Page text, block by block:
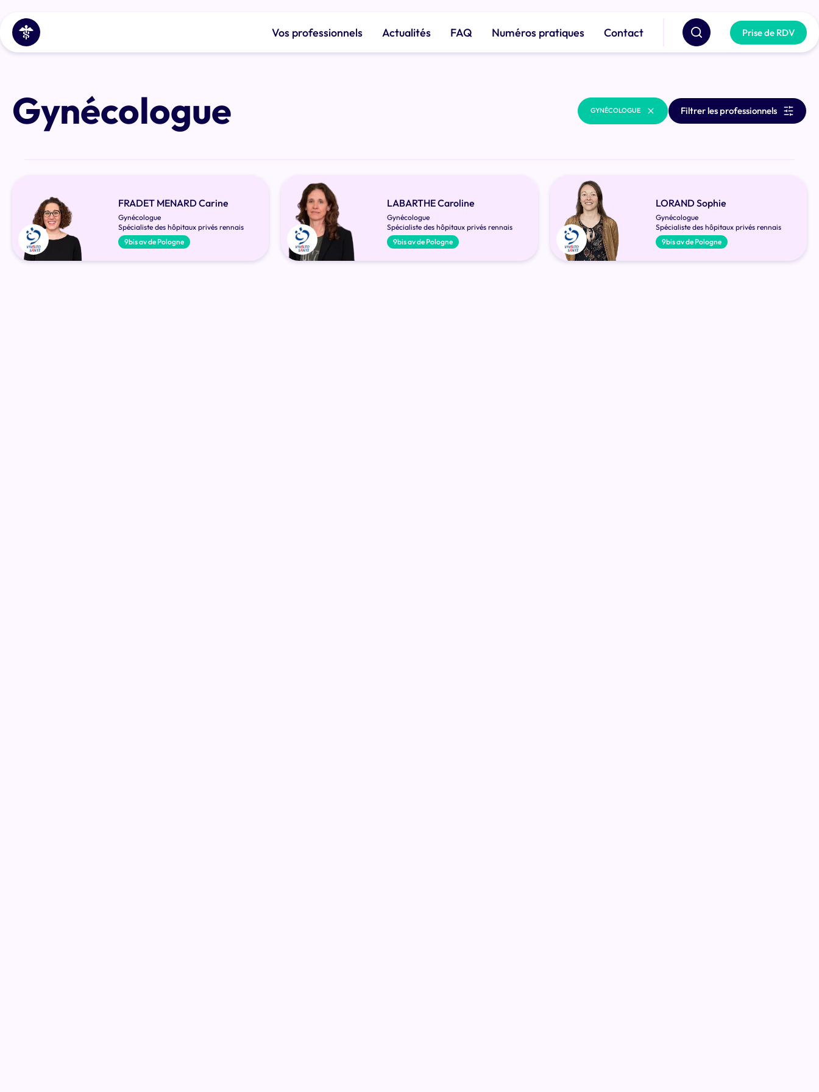
Vos professionnels Actualités FAQ Numéros pratiques Contact Prise de RDV
Gynécologue GYNÉCOLOGUE Filtrer les professionnels
FRADET MENARD Carine
Gynécologue
Spécialiste des hôpitaux privés rennais
9bis av de Pologne
LABARTHE Caroline
Gynécologue
Spécialiste des hôpitaux privés rennais
9bis av de Pologne
LORAND Sophie
Gynécologue
Spécialiste des hôpitaux privés rennais
9bis av de Pologne